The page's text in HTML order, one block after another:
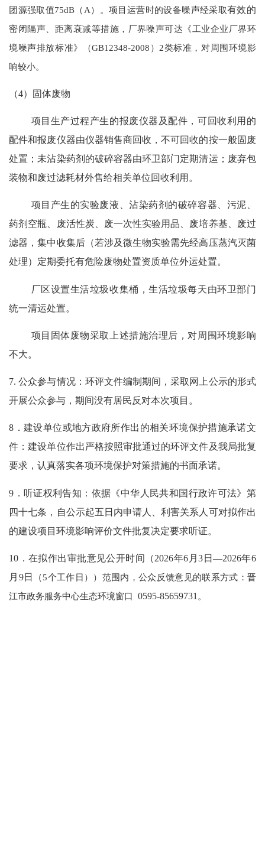
团源强取值75dB（A）。项目运营时的设备噪声经采取有效的
密闭隔声、距离衰减等措施，厂界噪声可达《工业企业厂界环
境噪声排放标准》（GB12348-2008）2类标准，对周围环境影
响较小。
（4）固体废物
项目生产过程产生的报废仪器及配件，可回收利用的
配件和报废仪器由仪器销售商回收，不可回收的按一般固废
处置；未沾染药剂的破碎容器由环卫部门定期清运；废弃包
装物和废过滤耗材外售给相关单位回收利用。
项目产生的实验废液、沾染药剂的破碎容器、污泥、
药剂空瓶、废活性炭、废一次性实验用品、废培养基、废过
滤器，集中收集后（若涉及微生物实验需先经高压蒸汽灭菌
处理）定期委托有危险废物处置资质单位外运处置。
厂区设置生活垃圾收集桶，生活垃圾每天由环卫部门
统一清运处置。
项目固体废物采取上述措施治理后，对周围环境影响
不大。
7. 公众参与情况：环评文件编制期间，采取网上公示的形式
开展公众参与，期间没有居民反对本次项目。
8． 建设单位或地方政府所作出的相关环境保护措施承诺文
件：建设单位作出严格按照审批通过的环评文件及我局批复
要求，认真落实各项环境保护对策措施的书面承诺。
9．听证权利告知：依据《中华人民共和国行政许可法》第
四十七条，自公示起五日内申请人、利害关系人可对拟作出
的建设项目环境影响评价文件批复决定要求听证。
10．在拟作出审批意见公开时间（2026年6 月3 日 —2026年6
月 9日（5个工作日））范围内，公众反馈意见的联系方式：晋
江市政务服务中心生态环境窗口0595-85659731 。